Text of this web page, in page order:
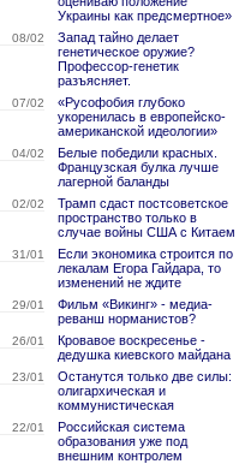
Украины как предсмертное»
08/02
Запад тайно делает
генетическое оружие?
Профессор-генетик
разъясняет.
07/02
«Русофобия глубоко
укоренилась в европейско-
американской идеологии»
04/02
Белые победили красных.
Французская булка лучше
лагерной баланды
02/02
Трамп сдаст постсоветское
пространство только в
случае войны США с Китаем
31/01
Если экономика строится по
лекалам Егора Гайдара, то
изменений не ждите
29/01
Фильм «Викинг» - медиа-
реванш норманистов?
26/01
Кровавое воскресенье -
дедушка киевского майдана
23/01
Останутся только две силы:
олигархическая и
коммунистическая
22/01
Российская система
образования уже под
внешним контролем